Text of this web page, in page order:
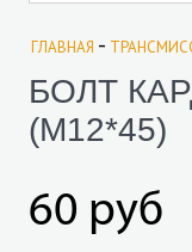
ГЛАВНАЯ -
БОЛТ
(M12*45)
60 руб